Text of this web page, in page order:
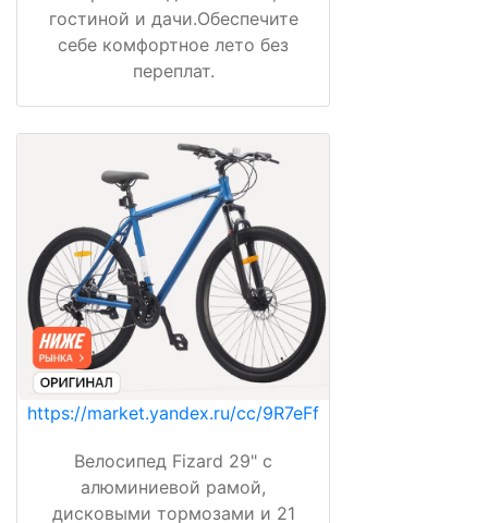
гостиной и дачи.Обеспечите
себе комфортное лето без
переплат.
https://market.yandex.ru/cc/9R7eFf
Велосипед Fizard 29" с
алюминиевой рамой,
дисковыми тормозами и 21